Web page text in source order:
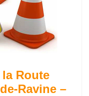
Route
Ravine –